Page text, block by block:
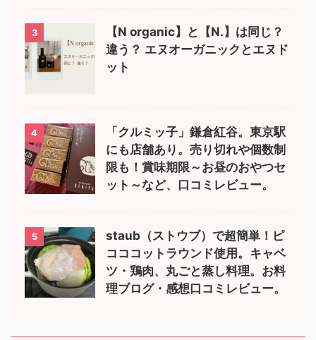
3
【N organic】と【N.】は同じ？
違う？ エヌオーガニックとエヌド
ット
4
「クルミッ子」鎌倉紅谷。東京駅
にも店舗あり。売り切れや個数制
限も！賞味期限～お昼のおやつセ
ット～など、口コミレビュー。
5
staub（ストウブ）で超簡単！ピ
コココットラウンド使用。キャベ
ツ・鶏肉、丸ごと蒸し料理。お料
理ブログ・感想口コミレビュー。